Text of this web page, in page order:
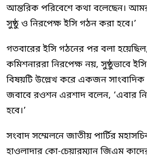
আন্তরিক পরিবেশে কথা বলেছেন।
সুষ্ঠু ও নিরপেক্ষ ইসি গঠন করা হবে।’
গতবারের ইসি গঠনের পর বলা হয়েছিল,
কমিশনাররা নিরপেক্ষ নয়, সুষ্ঠুভাবে
বিষয়টি উল্লেখ করে একজন সাংবাদিক
জবাবে রওশন এরশাদ বলেন, ‘এবার
হবে।’
সংবাদ সম্মেলনে জাতীয় পার্টির
হাওলাদার কো-চেয়ারম্যান জিএম